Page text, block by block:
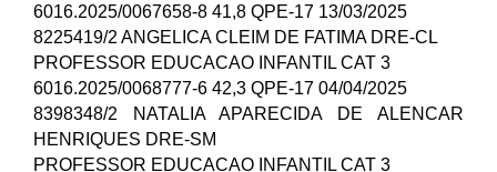
6016.2025/0067658-8 41,8 QPE-17 13/03/2025
8225419/2 ANGELICA CLEIM DE FATIMA DRE-CL
PROFESSOR EDUCACAO INFANTIL CAT 3
6016.2025/0068777-6 42,3 QPE-17 04/04/2025
8398348/2 NATALIA APARECIDA DE ALENCAR
HENRIQUES DRE-SM
PROFESSOR EDUCACAO INFANTIL CAT 3